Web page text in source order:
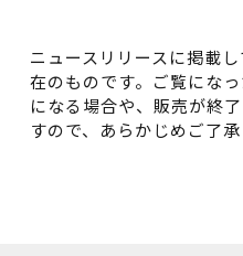
ニュースリリースに掲載
在のものです。ご覧にな
になる場合や、販売が終
すので、あらかじめご了承